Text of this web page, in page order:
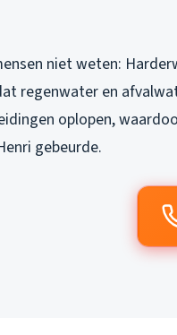
niet weten:
regenwater en
oplopen,
gebeurde.